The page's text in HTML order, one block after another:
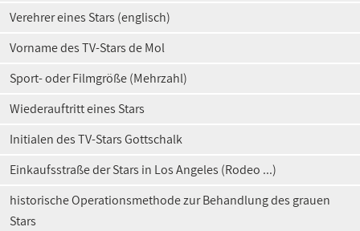
Verehrer eines Stars (englisch)
Vorname des TV-Stars de Mol
Sport- oder Filmgröße (Mehrzahl)
Wiederauftritt eines Stars
Initialen des TV-Stars Gottschalk
Einkaufsstraße der Stars in Los Angeles (Rodeo ...)
historische Operationsmethode zur Behandlung des grauen
Stars